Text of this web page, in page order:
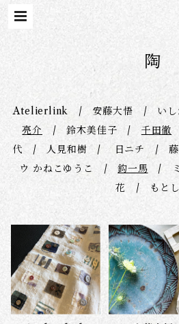
陶
Atelierlink / 安藤大悟 / いし
亮介
/ 鈴木美佳子 / 千田徹
代 / 人見和樹 / 日ニチ / 藤
ウ かねこゆうこ /鈎一馬 / ミ
花 / もと